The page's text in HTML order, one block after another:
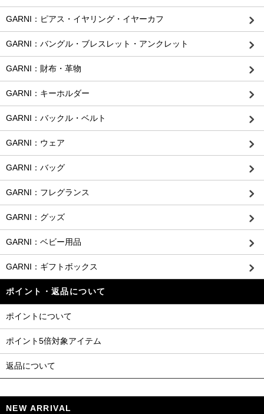
GARNI：ピアス・イヤリング・イヤーカフ
GARNI：バングル・ブレスレット・アンクレット
GARNI：財布・革物
GARNI：キーホルダー
GARNI：バックル・ベルト
GARNI：ウェア
GARNI：バッグ
GARNI：フレグランス
GARNI：グッズ
GARNI：ベビー用品
GARNI：ギフトボックス
ポイント・返品について
ポイントについて
ポイント5倍対象アイテム
返品について
NEW ARRIVAL